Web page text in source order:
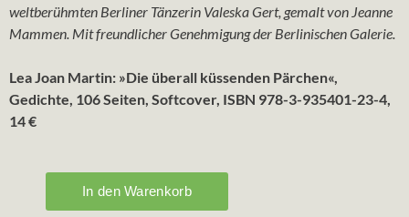
weltberühmten Berliner Tänzerin Valeska Gert, gemalt von Jeanne
Mammen. Mit freundlicher Genehmigung der Berlinischen Galerie.
Lea Joan Martin: »Die überall küssenden Pärchen«,
Gedichte, 106 Seiten, Softcover, ISBN 978-3-935401-23-4,
14 €